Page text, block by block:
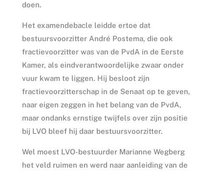
doen.
Het examendebacle leidde ertoe dat
bestuursvoorzitter André Postema, die ook
fractievoorzitter was van de PvdA in de Eerste
Kamer, als eindverantwoordelijke zwaar onder
vuur kwam te liggen. Hij besloot zijn
fractievoorzitterschap in de Senaat op te geven,
naar eigen zeggen in het belang van de PvdA,
maar ondanks ernstige twijfels over zijn positie
bij LVO bleef hij daar bestuursvoorzitter.
Wel moest LVO-bestuurder Marianne Wegberg
het veld ruimen en werd naar aanleiding van de